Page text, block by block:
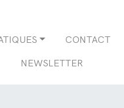
CONTACT
NEWSLETTER